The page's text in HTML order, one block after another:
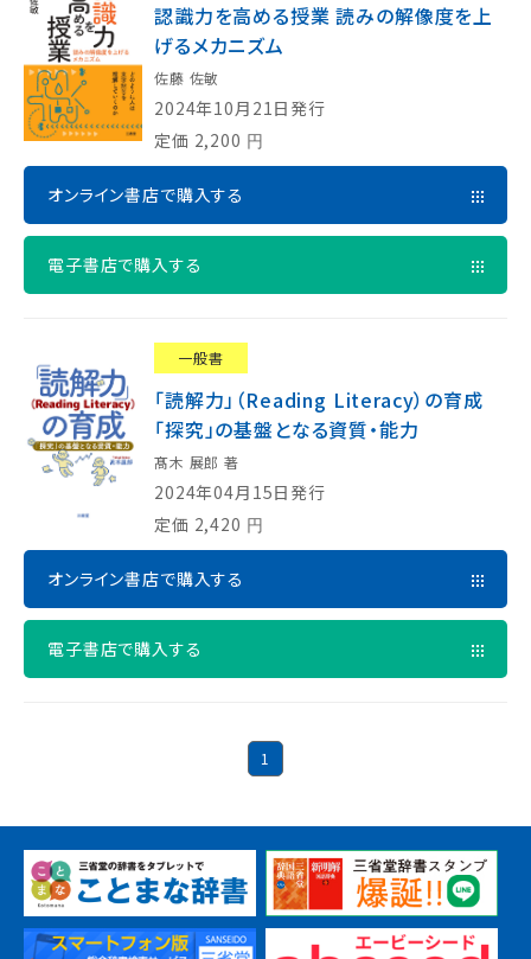
認識力を高める授業 読みの解像度を上
げるメカニズム
佐藤 佐敏
2024年10月21日発行
定価 2,200 円
オンライン書店で購入する
電子書店で購入する
一般書
「読解力」（Reading Literacy）の育成
「探究」の基盤となる資質・能力
髙木 展郎 著
2024年04月15日発行
定価 2,420 円
オンライン書店で購入する
電子書店で購入する
1